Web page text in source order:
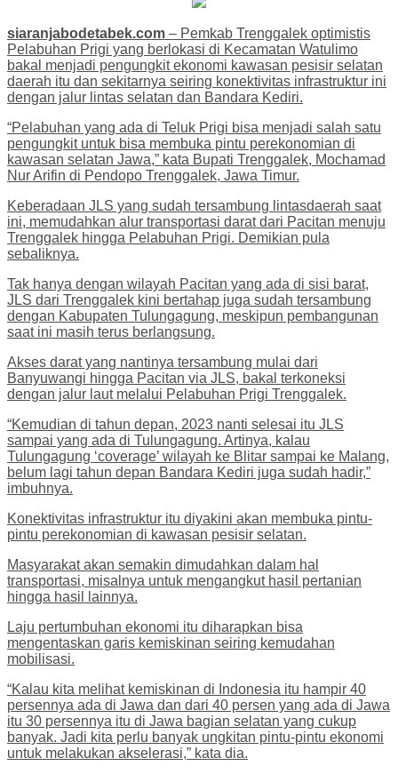
siaranjabodetabek.com – Pemkab Trenggalek optimistis
Pelabuhan Prigi yang berlokasi di Kecamatan Watulimo
bakal menjadi pengungkit ekonomi kawasan pesisir selatan
daerah itu dan sekitarnya seiring konektivitas infrastruktur ini
dengan jalur lintas selatan dan Bandara Kediri.
“Pelabuhan yang ada di Teluk Prigi bisa menjadi salah satu
pengungkit untuk bisa membuka pintu perekonomian di
kawasan selatan Jawa,” kata Bupati Trenggalek, Mochamad
Nur Arifin di Pendopo Trenggalek, Jawa Timur.
Keberadaan JLS yang sudah tersambung lintasdaerah saat
ini, memudahkan alur transportasi darat dari Pacitan menuju
Trenggalek hingga Pelabuhan Prigi. Demikian pula
sebaliknya.
Tak hanya dengan wilayah Pacitan yang ada di sisi barat,
JLS dari Trenggalek kini bertahap juga sudah tersambung
dengan Kabupaten Tulungagung, meskipun pembangunan
saat ini masih terus berlangsung.
Akses darat yang nantinya tersambung mulai dari
Banyuwangi hingga Pacitan via JLS, bakal terkoneksi
dengan jalur laut melalui Pelabuhan Prigi Trenggalek.
“Kemudian di tahun depan, 2023 nanti selesai itu JLS
sampai yang ada di Tulungagung. Artinya, kalau
Tulungagung ‘coverage’ wilayah ke Blitar sampai ke Malang,
belum lagi tahun depan Bandara Kediri juga sudah hadir,”
imbuhnya.
Konektivitas infrastruktur itu diyakini akan membuka pintu-
pintu perekonomian di kawasan pesisir selatan.
Masyarakat akan semakin dimudahkan dalam hal
transportasi, misalnya untuk mengangkut hasil pertanian
hingga hasil lainnya.
Laju pertumbuhan ekonomi itu diharapkan bisa
mengentaskan garis kemiskinan seiring kemudahan
mobilisasi.
“Kalau kita melihat kemiskinan di Indonesia itu hampir 40
persennya ada di Jawa dan dari 40 persen yang ada di Jawa
itu 30 persennya itu di Jawa bagian selatan yang cukup
banyak. Jadi kita perlu banyak ungkitan pintu-pintu ekonomi
untuk melakukan akselerasi,” kata dia.